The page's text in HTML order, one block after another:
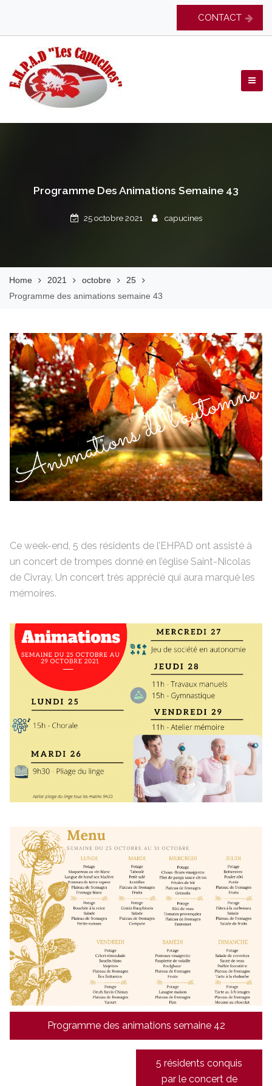
content
CONTACT
EHPAD Les Capucines
Programme Des Animations Semaine 43
25 octobre 2021 capucines
Home 2021 octobre
25
Programme des animations semaine 43
Ce week-end, 5 des résidents de l’EHPAD ont assisté à
un concert de trompes donné en l’église Saint-Nicolas
de Civray. Un concert très apprécié qui aura marqué les
mémoires.
Navigation
de
Programme des animations semaine 42
5 résidents conquis
par le concert de